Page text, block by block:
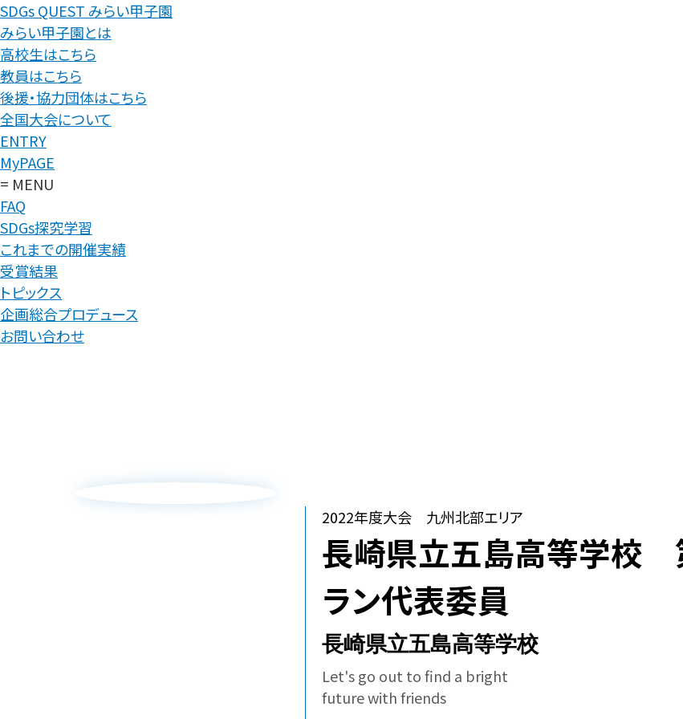
SDGs QUEST みらい甲子園
みらい甲子園とは
高校生はこちら
教員はこちら
後援・協力団体はこちら
全国大会について
ENTRY
MyPAGE
= MENU
FAQ
SDGs探究学習
これまでの開催実績
受賞結果
トピックス
企画総合プロデュース
お問い合わせ
2022年度大会 九州北部エリア
長崎県立五島高等学校
ラン代表委員
長崎県立五島高等学校
Let's go out to find a bright
future with friends